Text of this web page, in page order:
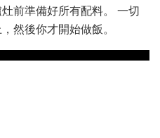
前準備好所有配料。 一切
然後你才開始做飯。